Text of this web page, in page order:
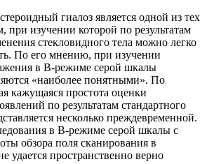
гиалоз является одной из тех
при изучении которой по результатам
стекловидного тела можно легко
По его мнению, при изучении
в В-режиме серой шкалы
«наиболее понятными». По
кажущаяся простота оценки
по результатам стандартного
несколько преждевременной.
в В-режиме серой шкалы с
обзора поля сканирования в
удается пространственно верно